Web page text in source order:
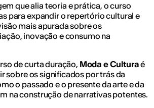
que alia teoria e prática, o curso
para expandir o repertório cultural e
mais apurada sobre os
inovação e consumo na
de curta duração, Moda e Culturaé
sobre os significados por trás da
o passado e o presente da arte e da
na construção de narrativas potentes.